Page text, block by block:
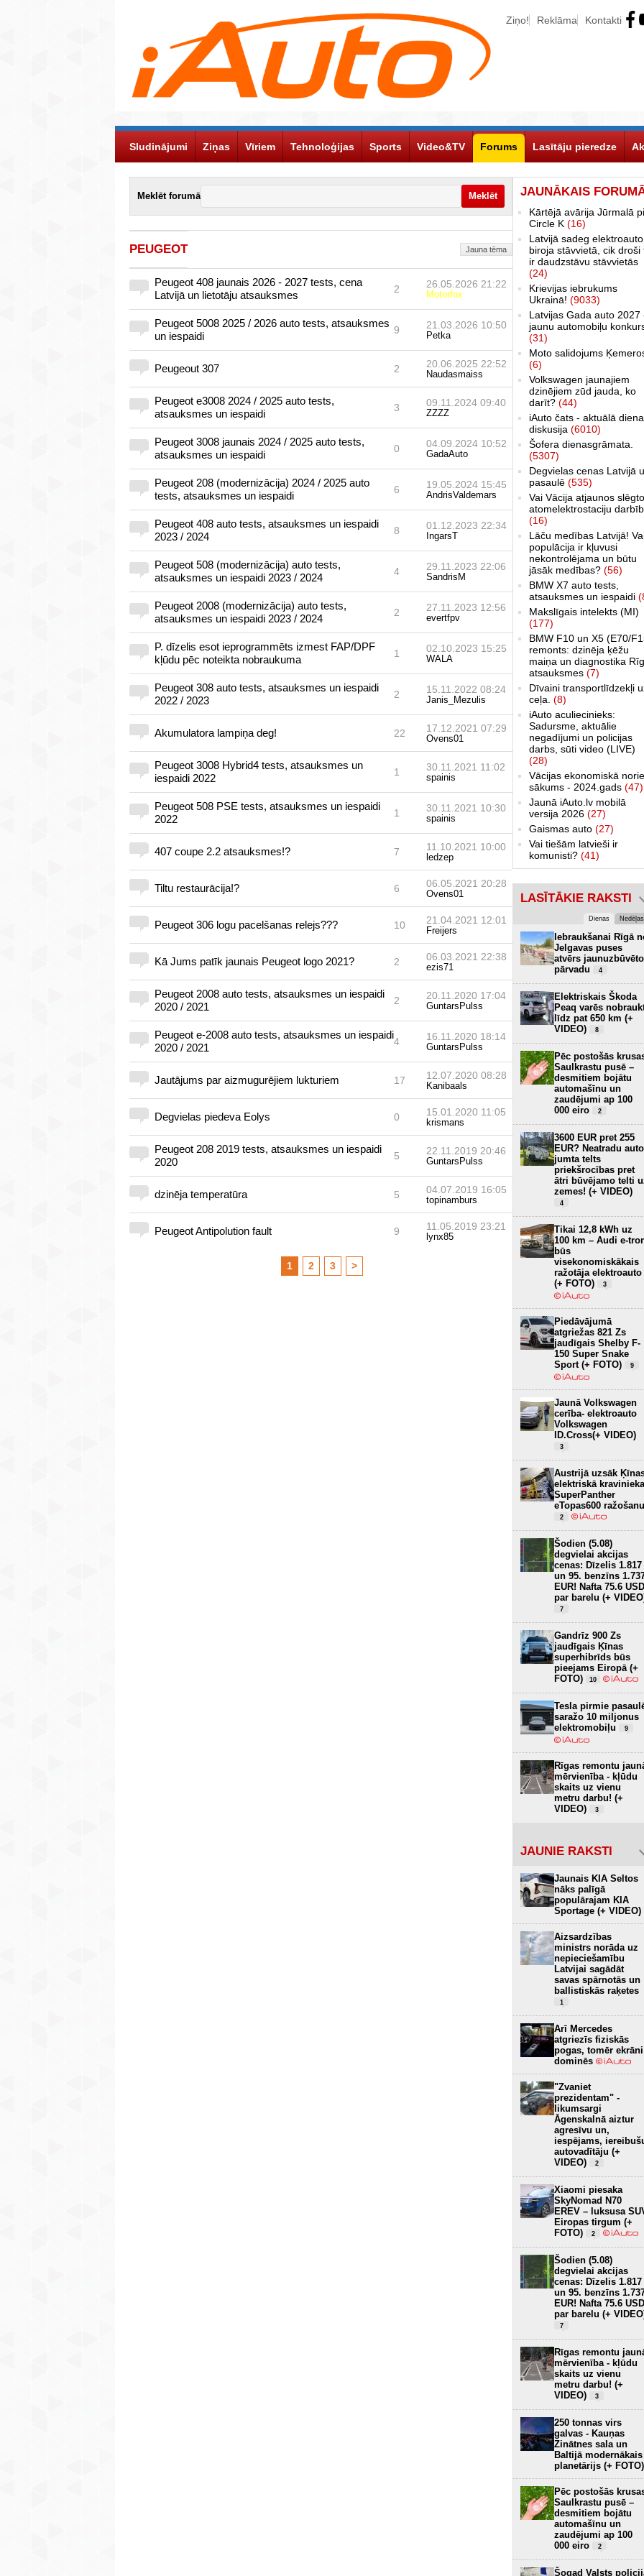
Ziņo! Reklāma Kontakti
Sludinājumi Ziņas Vīriem Tehnoloģijas Sports Video&TV Forums Lasītāju pieredze
Meklēt forumā
PEUGEOT Jauna tēma
Peugeot 408 jaunais 2026 - 2027 tests, cena
Latvijā un lietotāju atsauksmes
2 26.05.2026 21:22
Motorfox
Peugeot 5008 2025 / 2026 auto tests, atsauksmes
un iespaidi
9 21.03.2026 10:50
Petka
Peugeout 307 2 20.06.2025 22:52
Naudasmaiss
Peugeot e3008 2024 / 2025 auto tests,
atsauksmes un iespaidi
3 09.11.2024 09:40
ZZZZ
Peugeot 3008 jaunais 2024 / 2025 auto tests,
atsauksmes un iespaidi
0 04.09.2024 10:52
GadaAuto
Peugeot 208 (modernizācija) 2024 / 2025 auto
tests, atsauksmes un iespaidi
6 19.05.2024 15:45
AndrisValdemars
Peugeot 408 auto tests, atsauksmes un iespaidi
2023 / 2024
8 01.12.2023 22:34
IngarsT
Peugeot 508 (modernizācija) auto tests,
atsauksmes un iespaidi 2023 / 2024
4 29.11.2023 22:06
SandrisM
Peugeot 2008 (modernizācija) auto tests,
atsauksmes un iespaidi 2023 / 2024
2 27.11.2023 12:56
evertfpv
P. dīzelis esot ieprogrammēts izmest FAP/DPF
kļūdu pēc noteikta nobraukuma
1 02.10.2023 15:25
WALA
Peugeot 308 auto tests, atsauksmes un iespaidi
2022 / 2023
2 15.11.2022 08:24
Janis_Mezulis
Akumulatora lampiņa deg! 22 17.12.2021 07:29
Ovens01
Peugeot 3008 Hybrid4 tests, atsauksmes un
iespaidi 2022
1 30.11.2021 11:02
spainis
Peugeot 508 PSE tests, atsauksmes un iespaidi
2022
1 30.11.2021 10:30
spainis
407 coupe 2.2 atsauksmes!? 7 11.10.2021 10:00
ledzep
Tiltu restaurācija!? 6 06.05.2021 20:28
Ovens01
Peugeot 306 logu pacelšanas relejs??? 10 21.04.2021 12:01
Freijers
Kā Jums patīk jaunais Peugeot logo 2021? 2 06.03.2021 22:38
ezis71
Peugeot 2008 auto tests, atsauksmes un iespaidi
2020 / 2021
2 20.11.2020 17:04
GuntarsPulss
Peugeot e-2008 auto tests, atsauksmes un iespaidi
2020 / 2021
4 16.11.2020 18:14
GuntarsPulss
Jautājums par aizmugurējiem lukturiem 17 12.07.2020 08:28
Kanibaals
Degvielas piedeva Eolys 0 15.01.2020 11:05
krismans
Peugeot 208 2019 tests, atsauksmes un iespaidi
2020
5 22.11.2019 20:46
GuntarsPulss
dzinēja temperatūra 5 04.07.2019 16:05
topinamburs
Peugeot Antipolution fault 9 11.05.2019 23:21
lynx85
1 2 3 >
JAUNĀKAIS
Kārtējā avārija Jūrmalā
Circle K (16)
Latvijā sadeg elektroauto
biroja stāvvietā, cik droši
ir daudzstāvu stāvvietās
(24)
Krievijas iebrukums
Ukrainā! (9033)
Latvijas Gada auto 2027
jaunu automobiļu
(31)
Moto salidojums
(6)
Volkswagen jaunajiem
dzinējiem zūd jauda, ko
darīt? (44)
iAuto čats - aktuālā
diskusija (6010)
Šofera dienasgrāmata.
(5307)
Degvielas cenas Latvijā
pasaulē (535)
Vai Vācija atjaunos slēgto
atomelektrostaciju
(16)
Lāču medības Latvijā!
populācija ir kļuvusi
nekontrolējama un būtu
jāsāk medības? (56)
BMW X7 auto tests,
atsauksmes un iespaidi
Makslīgais intelekts (MI)
(177)
BMW F10 un X5 (E70/
remonts: dzinēja ķēžu
maiņa un diagnostika
atsauksmes (7)
Dīvaini transportlīdzekļi
ceļa. (8)
iAuto aculiecinieks:
Sadursme, aktuālie
negadījumi un policijas
darbs, sūti video (LIVE)
(28)
Vācijas ekonomiskā
sākums - 2024.gads (47)
Jaunā iAuto.lv mobilā
versija 2026 (27)
Gaismas auto (27)
Vai tiešām latvieši ir
komunisti? (41)
LASĪTĀKIE RAKSTI
Dienas Nedēļas
Iebraukšanai Rīgā
Jelgavas puses
atvērs jaunuzbūvēto
pārvadu
4
Elektriskais Škoda
Peaq varēs
līdz pat 650 km (+
VIDEO)
8
Pēc postošās
Saulkrastu pusē –
desmitiem bojātu
automašīnu un
zaudējumi ap 100
000 eiro
2
3600 EUR pret 255
EUR? Neatradu auto
jumta telts
priekšrocības pret
ātri būvējamo telti
zemes! (+ VIDEO)
4
Tikai 12,8 kWh uz
100 km – Audi e-
būs
visekonomiskākais
ražotāja elektroauto
(+ FOTO)
3
Piedāvājumā
atgriežas 821 Zs
jaudīgais Shelby F-
150 Super Snake
Sport (+ FOTO)
9
Jaunā Volkswagen
cerība- elektroauto
Volkswagen
ID.Cross(+ VIDEO)
3
Austrijā uzsāk
elektriskā kravinieka
SuperPanther
eTopas600 ražošanu
2
Šodien (5.08)
degvielai akcijas
cenas: Dīzelis 1.817
un 95. benzīns
EUR! Nafta 75.6 USD
par barelu (+
7
Gandrīz 900 Zs
jaudīgais Ķīnas
superhibrīds būs
pieejams Eiropā (+
FOTO)
10
Tesla pirmie
saražo 10 miljonus
elektromobiļu
9
Rīgas remontu
mērvienība - kļūdu
skaits uz vienu
metru darbu! (+
VIDEO)
3
JAUNIE RAKSTI
Jaunais KIA Seltos
nāks palīgā
populārajam KIA
Sportage (+ VIDEO)
Aizsardzības
ministrs norāda uz
nepieciešamību
Latvijai sagādāt
savas spārnotās un
ballistiskās raķetes
1
Arī Mercedes
atgriezīs fiziskās
pogas, tomēr ekrāni
dominēs
"Zvaniet
prezidentam" -
likumsargi
Āgenskalnā aiztur
agresīvu un,
iespējams,
autovadītāju (+
VIDEO)
2
Xiaomi piesaka
SkyNomad N70
EREV – luksusa
Eiropas tirgum (+
FOTO)
2
Šodien (5.08)
degvielai akcijas
cenas: Dīzelis 1.817
un 95. benzīns
EUR! Nafta 75.6 USD
par barelu (+
7
Rīgas remontu
mērvienība - kļūdu
skaits uz vienu
metru darbu! (+
VIDEO)
3
250 tonnas virs
galvas - Kauņas
Zinātnes sala un
Baltijā modernākais
planetārijs (+ FOTO)
Pēc postošās
Saulkrastu pusē –
desmitiem bojātu
automašīnu un
zaudējumi ap 100
000 eiro
2
Šogad Valsts